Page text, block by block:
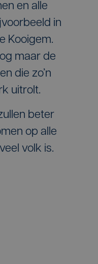
en alle
in
Kooigem.
maar de
die zo’n
uitrolt.
beter
op alle
volk is.